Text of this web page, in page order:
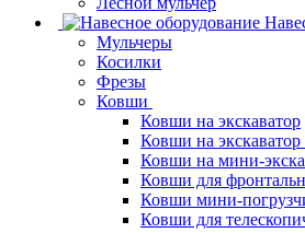
Мульчеры
Косилки
Фрезы
Ковши
Ковши на экскаватор
Ковши на экскаватор
Ковши на мини-
Ковши для
Ковши мини-
Ковши для